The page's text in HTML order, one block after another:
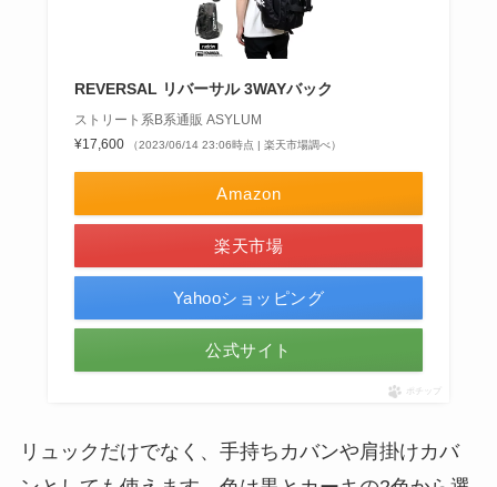
REVERSAL リバーサル 3WAYバック
ストリート系B系通販 ASYLUM
¥17,600
（2023/06/14 23:06時点 | 楽天市場調べ）
Amazon
楽天市場
Yahooショッピング
公式サイト
ポチップ
リュックだけでなく、手持ちカバンや肩掛けカバ